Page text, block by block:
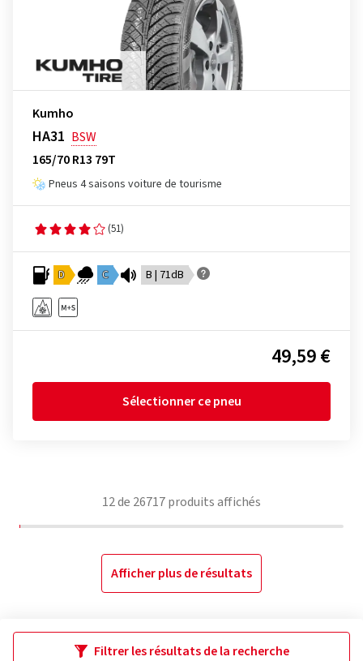
Kumho
HA31 BSW
165/70 R13 79T
Pneus 4 saisons voiture de tourisme
(51)
D C B | 71dB
49,59 €
Sélectionner ce pneu
12de 26717produits affichés
Afficher plus de résultats
Filtrer les résultats de la recherche